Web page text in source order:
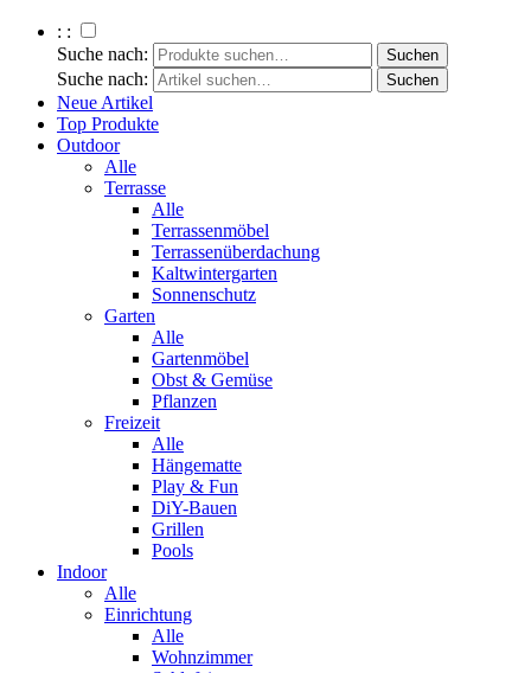
: :
Suche nach:
Suche nach:
Neue Artikel
Top Produkte
Outdoor
Alle
Terrasse
Alle
Terrassenmöbel
Terrassenüberdachung
Kaltwintergarten
Sonnenschutz
Garten
Alle
Gartenmöbel
Obst & Gemüse
Pflanzen
Freizeit
Alle
Hängematte
Play & Fun
DiY-Bauen
Grillen
Pools
Indoor
Alle
Einrichtung
Alle
Wohnzimmer